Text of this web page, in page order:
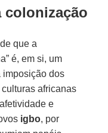
colonização
que a
é, em si, um
imposição dos
africanas
e
igbo, por